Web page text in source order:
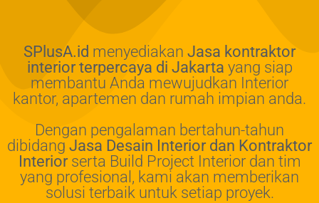
SPlusA.id menyediakan Jasa kontraktor
interior terpercaya di Jakarta yang siap
membantu Anda mewujudkan Interior
kantor, apartemen dan rumah impian anda.
Dengan pengalaman bertahun-tahun
dibidang Jasa Desain Interior dan Kontraktor
Interiorserta Build Project Interior dan tim
yang profesional, kami akan memberikan
solusi terbaik untuk setiap proyek.